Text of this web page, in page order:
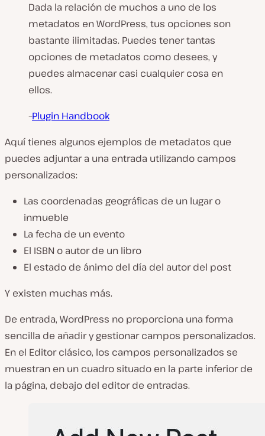
Dada la relación de muchos a uno de los
metadatos en WordPress, tus opciones son
bastante ilimitadas. Puedes tener tantas
opciones de metadatos como desees, y
puedes almacenar casi cualquier cosa en
ellos.
–Plugin Handbook
Aquí tienes algunos ejemplos de metadatos que
puedes adjuntar a una entrada utilizando campos
personalizados:
Las coordenadas geográficas de un lugar o
inmueble
La fecha de un evento
El ISBN o autor de un libro
El estado de ánimo del día del autor del post
Y existen muchas más.
De entrada, WordPress no proporciona una forma
sencilla de añadir y gestionar campos personalizados.
En el Editor clásico, los campos personalizados se
muestran en un cuadro situado en la parte inferior de
la página, debajo del editor de entradas.